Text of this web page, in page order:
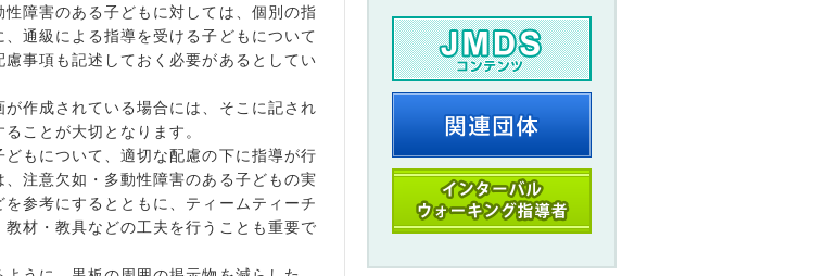
障害のある子どもに対しては、個別の指
通級による指導を受ける子どもについて
事項も記述しておく必要があるとしてい
作成されている場合には、そこに記され
ことが大切となります。
もについて、適切な配慮の下に指導が行
注意欠如・多動性障害のある子どもの実
参考にするとともに、ティームティーチ
材・教具などの工夫を行うことも重要で